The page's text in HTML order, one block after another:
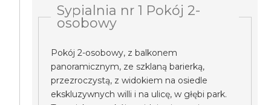
Sypialnia nr 1 Pokój 2-
osobowy
Pokój 2-osobowy, z balkonem
panoramicznym, ze szklaną barierką,
przezroczystą, z widokiem na osiedle
ekskluzywnych willi i na ulicę, w głębi park.